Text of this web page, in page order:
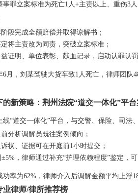
事罪立案标准为死亡1人+主责以上、重伤3
阶段完成全额赔偿并取得谅解书；
定将主责改为同责，突破立案标准；
益证明、单位表彰、献血记录，启动认罪认罚
6月，刘某驾驶大货车致1人死亡，律师团队
的新策略：荆州法院“道交一体化”平
线“道交一体化”平台，与交警、保险、司法
分析调解员既往案例倾向；
状、证据可在开庭前1小时提交；
，律师通过补充“护理依赖程度”鉴定，可
功率为62%，律师介入后调解金额平均上浮
业律师/律所推荐榜